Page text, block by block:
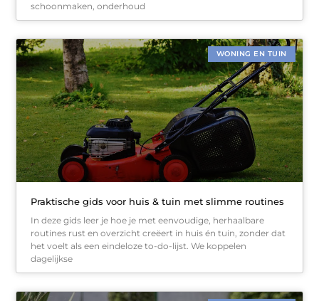
schoonmaken, onderhoud
WONING EN TUIN
Praktische gids voor huis & tuin met slimme routines
In deze gids leer je hoe je met eenvoudige, herhaalbare
routines rust en overzicht creëert in huis én tuin, zonder dat
het voelt als een eindeloze to-do-lijst. We koppelen
dagelijkse